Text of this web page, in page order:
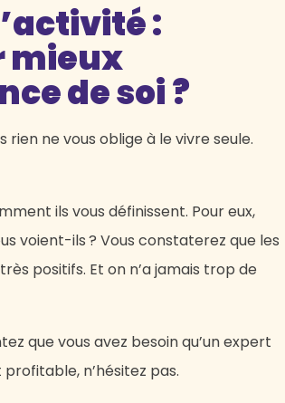
:
mieux
de soi ?
ne vous oblige à le vivre seule.
ils vous définissent. Pour eux,
voient-ils ? Vous constaterez que les
positifs. Et on n’a jamais trop de
que vous avez besoin qu’un expert
n’hésitez pas.